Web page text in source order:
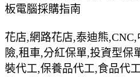
板電腦採購指南
花店,網路花店,泰迪熊
險,租車,分紅保單,投資型保
裝代工,保養品代工,食品代